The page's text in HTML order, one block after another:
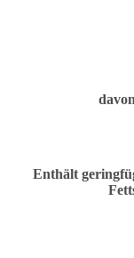
davon
Enthält